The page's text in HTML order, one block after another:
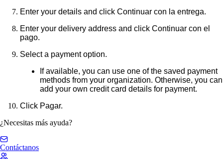
Enter your details and click Continuar con la entrega.
Enter your delivery address and click Continuar con el
pago.
Select a payment option.
If available, you can use one of the saved payment
methods from your organization. Otherwise, you can
add your own credit card details for payment.
Click Pagar.
¿Necesitas más ayuda?
Contáctanos